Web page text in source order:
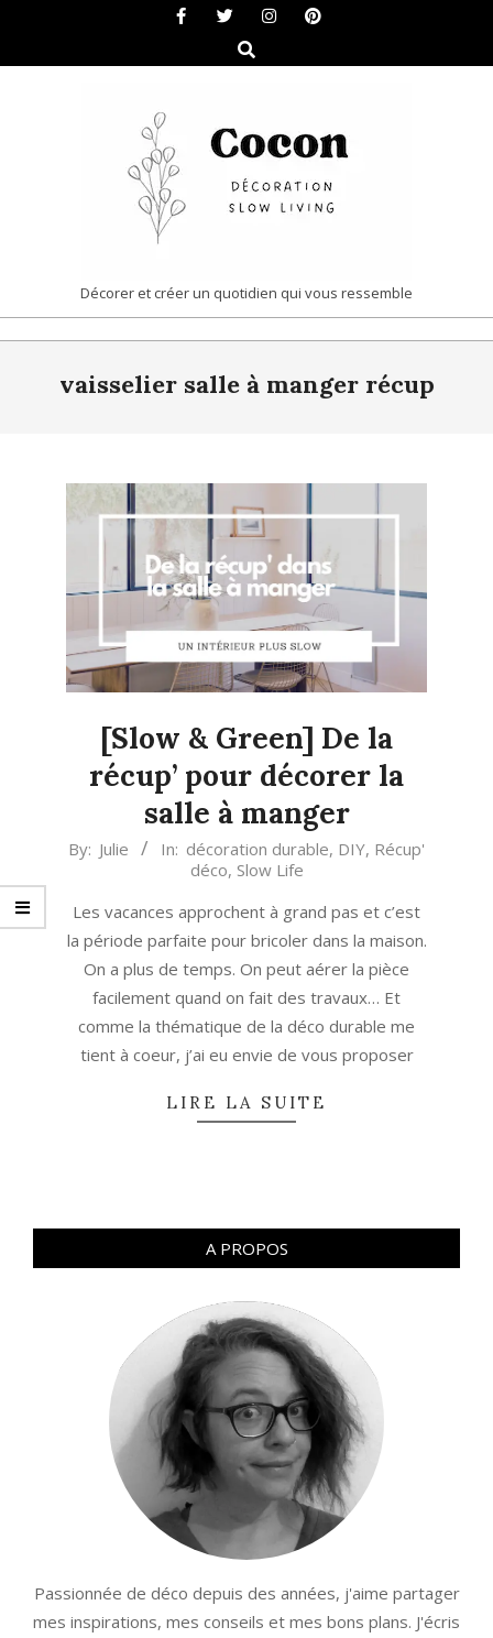
content
Search
COCON
|
DÉCORATION
LIVING
Décorer et créer un quotidien qui vous ressemble
Navigationvaisselier salle à manger récup
[Slow & Green] De la
récup’ pour décorer la
salle à manger
2022-
31
By: Julie In: décoration durable, DIY, Récup'
déco, Slow Life
Les vacances approchent à grand pas et c’est
la période parfaite pour bricoler dans la maison.
On a plus de temps. On peut aérer la pièce
facilement quand on fait des travaux… Et
comme la thématique de la déco durable me
tient à coeur, j’ai eu envie de vous proposer
LIRE LA SUITE
A PROPOS
Passionnée de déco depuis des années, j'aime partager
mes inspirations, mes conseils et mes bons plans. J'écris